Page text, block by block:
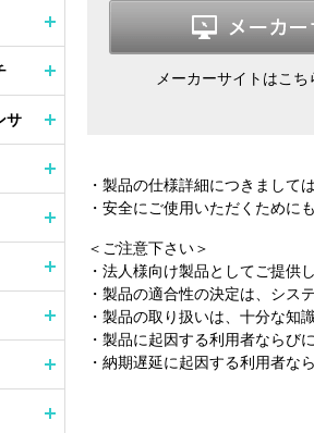
メーカーサイトはこ
・製品の仕様詳細につきまして
・安全にご使用いただくために
＜ご注意下さい＞
・法人様向け製品としてご提供
・製品の適合性の決定は、シス
・製品の取り扱いは、十分な知
・製品に起因する利用者ならび
・納期遅延に起因する利用者な
サ